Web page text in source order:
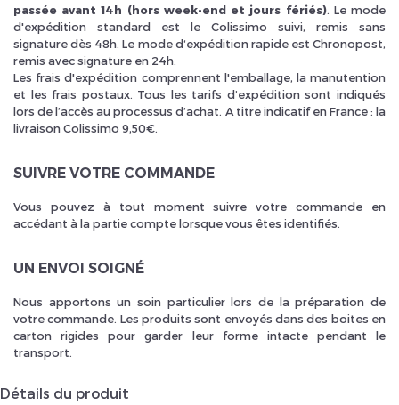
passée avant 14h (hors week-end et jours fériés). Le mode
d'expédition standard est le Colissimo suivi, remis sans
signature dès 48h. Le mode d‘expédition rapide est Chronopost,
remis avec signature en 24h.
Les frais d'expédition comprennent l'emballage, la manutention
et les frais postaux. Tous les tarifs d’expédition sont indiqués
lors de l’accès au processus d’achat. A titre indicatif en France : la
livraison Colissimo 9,50€.
SUIVRE VOTRE COMMANDE
Vous pouvez à tout moment suivre votre commande en
accédant à la partie compte lorsque vous êtes identifiés.
UN ENVOI SOIGNÉ
Nous apportons un soin particulier lors de la préparation de
votre commande. Les produits sont envoyés dans des boites en
carton rigides pour garder leur forme intacte pendant le
transport.
Détails du produit